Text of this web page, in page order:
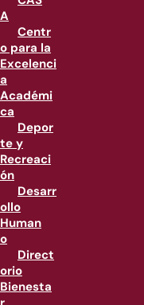
A
Centr
o para la
Excelenci
a
Académi
ca
Depor
te y
Recreaci
ón
Desarr
ollo
Human
o
Direct
orio
Bienesta